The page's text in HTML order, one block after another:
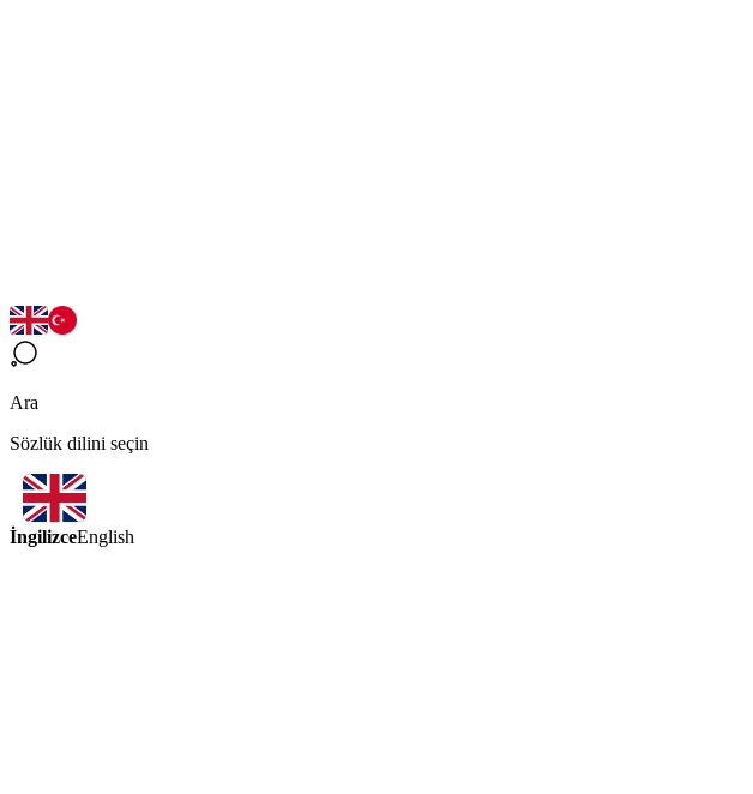
Ara
Sözlük dilini seçin
İngilizceEnglish